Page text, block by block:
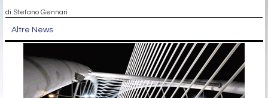
di Stefano Gennari
Altre News